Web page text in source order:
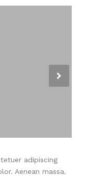
adipiscing
Aenean massa.